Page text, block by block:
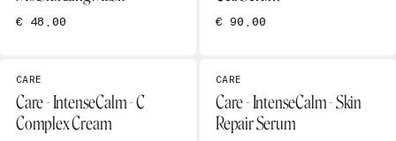
€ 48,00 € 90,00
CARE
Care - IntenseCalm - C
Complex Cream
CARE
Care - IntenseCalm - Skin
Repair Serum